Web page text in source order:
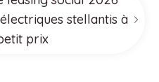
stellantis à
prix